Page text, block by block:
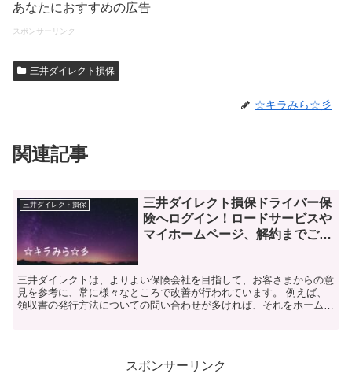
あなたにおすすめの広告
スポンサーリンク
三井ダイレクト損保
☆キラみら☆彡
関連記事
三井ダイレクト損保
三井ダイレクト損保ドライバー保
険へログイン！ロードサービスや
マイホームページ、解約までご紹
三井ダイレクトは、よりよい保険会社を目指して、お客さまからの意
見を参考に、常に様々なところで改善が行われています。 例えば、
領収書の発行方法についての問い合わせが多ければ、それをホームペ
スポンサーリンク